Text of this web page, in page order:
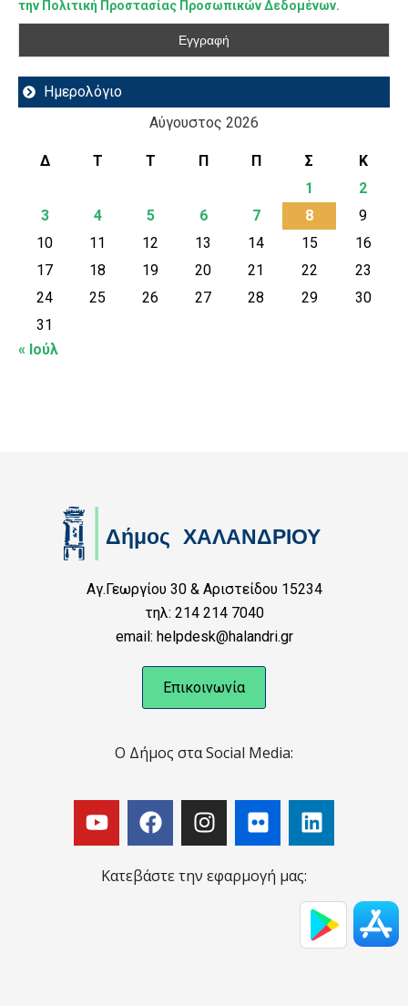
την Πολιτική Προστασίας Προσωπικών Δεδομένων.
Ημερολόγιο
Αύγουστος 2026
Δ Τ Τ Π Π Σ
Κ
1
2
3
4 5 6 7 8
9
10
11 12 13 14 15
16
17
18 19 20 21 22
23
24
25 26 27 28 29
30
31
« Ιούλ
Αγ.Γεωργίου 30 & Αριστείδου 15234
τηλ: 214 214 7040
email: helpdesk@halandri.gr
Επικοινωνία
Ο Δήμος στα Social Media:
Κατεβάστε την εφαρμογή μας: